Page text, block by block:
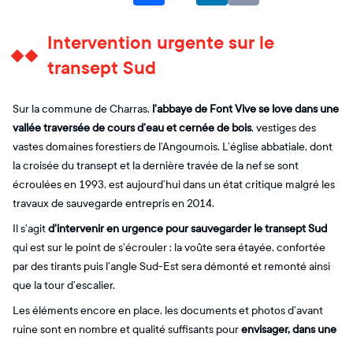
Intervention urgente sur le
transept Sud
Sur la commune de Charras, l’abbaye de Font Vive se love dans une
vallée traversée de cours d’eau et cernée de bois, vestiges des
vastes domaines forestiers de l’Angoumois. L’église abbatiale, dont
la croisée du transept et la dernière travée de la nef se sont
écroulées en 1993, est aujourd’hui dans un état critique malgré les
travaux de sauvegarde entrepris en 2014.
Il s’agitd'intervenir en urgence pour sauvegarder le transept Sud
qui est sur le point de s’écrouler : la voûte sera étayée, confortée
par des tirants puis l’angle Sud-Est sera démonté et remonté ainsi
que la tour d’escalier.
Les éléments encore en place, les documents et photos d’avant
ruine sont en nombre et qualité suffisants pourenvisager, dans une